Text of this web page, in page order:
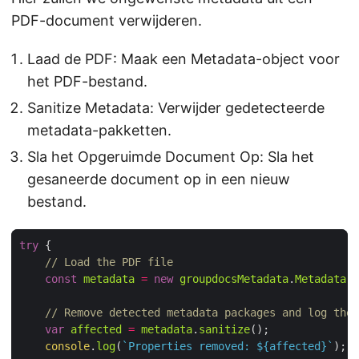
PDF-document verwijderen.
Laad de PDF: Maak een Metadata-object voor
het PDF-bestand.
Sanitize Metadata: Verwijder gedetecteerde
metadata-pakketten.
Sla het Opgeruimde Document Op: Sla het
gesaneerde document op in een nieuw
bestand.
try
// Load the PDF file
const metadata = new groupdocsMetadata.Metadata
// Remove detected metadata packages and log
var affected = metadata. sanitize
console. log( `Properties removed: ${affected} `